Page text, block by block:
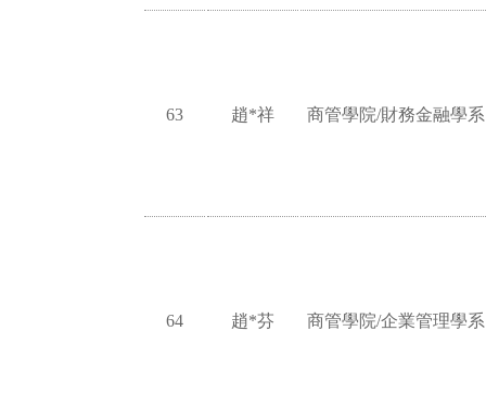
63 趙*祥 商管學院/財務金融學系
64 趙*芬 商管學院/企業管理學系